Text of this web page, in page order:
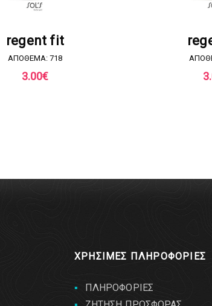
ΠΡΟΣΦΟΡΑ
regent fit
ΑΠΟΘΕΜΑ: 718
3.00€
ΧΡΗΣΙΜΕΣ ΠΛΗΡΟΦΟΡΙΕΣ
ΠΛΗΡΟΦΟΡΙΕΣ